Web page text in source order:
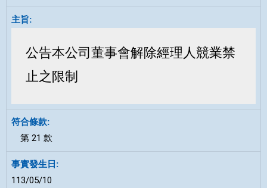
公告本公司董事會解除經理人競業禁
止之限制
第 21 款
113/05/10